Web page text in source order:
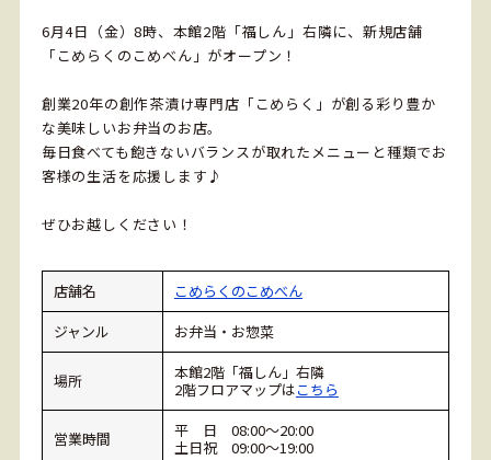
6月4日（金）8時、本館2階「福しん」右隣に、新規店舗
「こめらくのこめべん」がオープン！
創業20年の創作茶漬け専門店「こめらく」が創る彩り豊か
な美味しいお弁当のお店。
毎日食べても飽きないバランスが取れたメニューと種類でお
客様の生活を応援します♪
ぜひお越しください！
店舗名
こめらくのこめべん
ジャンル
お弁当・お惣菜
場所
本館2階「福しん」右隣
2階フロアマップはこちら
営業時間
平 日 08:00～20:00
土日祝 09:00～19:00